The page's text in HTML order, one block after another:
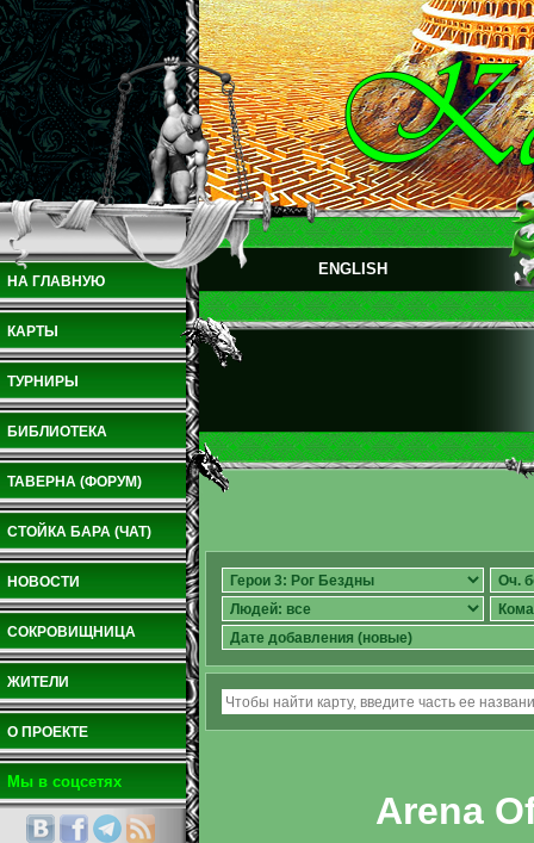
НА ГЛАВНУЮ
КАРТЫ
ТУРНИРЫ
БИБЛИОТЕКА
ТАВЕРНА (ФОРУМ)
СТОЙКА БАРА (ЧАТ)
НОВОСТИ
СОКРОВИЩНИЦА
ЖИТЕЛИ
О ПРОЕКТЕ
Мы в соцсетях
ENGLISH
Arena